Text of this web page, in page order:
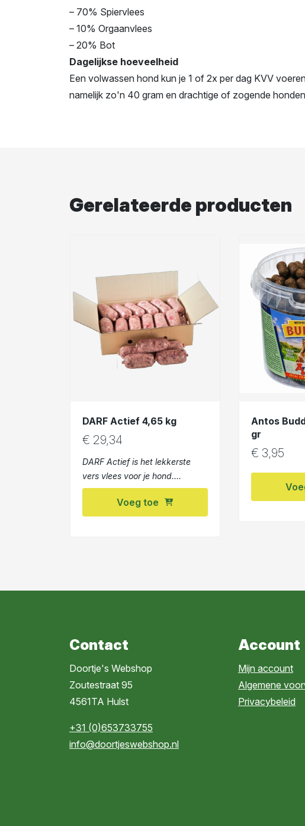
– 70% Spiervlees
– 10% Orgaanvlees
– 20% Bot
Dagelijkse hoeveelheid
Een volwassen hond kun je 1 of 2x per dag KVV
namelijk zo'n 40 gram en drachtige of zogende
Gerelateerde producten
DARF Actief 4,65 kg
€ 29,34
DARF Actief is het lekkerste
vers vlees voor je hond.
Compleet volgens BARF
principe, met een Mix van kip,
rund, lam, geit Gezond voor je
Voeg toe
Antos
gr
€ 3,95
Contact
Doortje's Webshop
Zoutestraat 95
4561TA Hulst
+31 (0)653733755
info@doortjeswebshop.nl
Account
Mijn account
Algemene
Privacybeleid